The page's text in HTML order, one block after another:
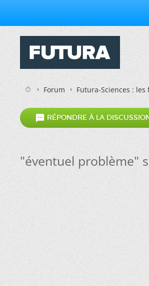
Forum Futura-Sciences :
 RÉPONDRE À LA
"éventuel problème"